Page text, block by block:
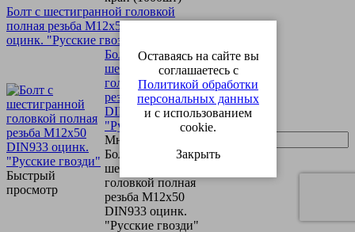
Болт с шестигранной головкой
полная резьба М12х50 DIN933
оцинк. "Русские гвозди"
Быстрый
просмотр
Болт с
шестигранной
головкой полная
резьба М12х50
DIN933 оцинк.
"Русские гвозди"
Много
Болт с
шестигранной
головкой полная
резьба М12х50
DIN933 оцинк.
"Русские гвозди"
8руб./шт
-
+
Оставаясь на сайте вы
соглашаетесь с
Политикой обработки
персональных данных
и с использованием
cookie.
Закрыть